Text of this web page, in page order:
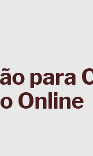
para
Online